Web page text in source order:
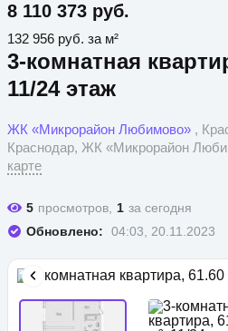
3-комнатная
11/24 этаж
8 110 373 руб.
ЖК «Микрорайон Любимово» ,
Краснодар, ЖК «Микрорайон
карте
132 956 руб. за м²
5 просмотров, 1 за сегодня
Обновлено:
04:03, 20.11.2023